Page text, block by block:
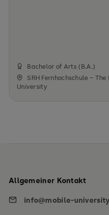
Bachelor of Arts (B.A.)
SRH Fernhochschule –
University
Allgemeiner Kontakt
info@mobile-